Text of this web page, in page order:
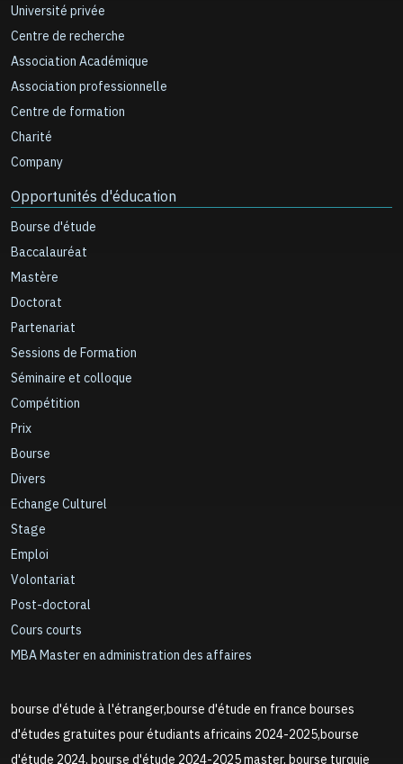
Université privée
Centre de recherche
Association Académique
Association professionnelle
Centre de formation
Charité
Company
Opportunités d'éducation
Bourse d'étude
Baccalauréat
Mastère
Doctorat
Partenariat
Sessions de Formation
Séminaire et colloque
Compétition
Prix
Bourse
Divers
Echange Culturel
Stage
Emploi
Volontariat
Post-doctoral
Cours courts
MBA Master en administration des affaires
bourse d'étude à l'étranger,bourse d'étude en france bourses
d'études gratuites pour étudiants africains 2024-2025,bourse
d'étude 2024, bourse d'étude 2024-2025 master, bourse turquie